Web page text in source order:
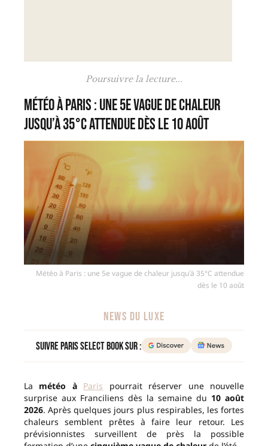
Poursuivre la lecture...
Météo à Paris : une 5e vague de chaleur
jusqu’à 35°C attendue dès le 10 août
Météo à Paris : une 5e vague de chaleur jusqu'à 35°C attendue
dès le 10 août
NEWS DU LUXE
Suivre Paris Select Book sur :
La météo à Paris pourrait réserver une nouvelle
surprise aux Franciliens dès la semaine du 10 août
2026. Après quelques jours plus respirables, les fortes
chaleurs semblent prêtes à faire leur retour. Les
prévisionnistes surveillent de près la possible